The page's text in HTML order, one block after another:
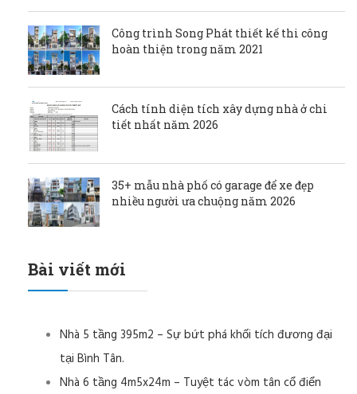
Công trình Song Phát thiết kế thi công
hoàn thiện trong năm 2021
Cách tính diện tích xây dựng nhà ở chi
tiết nhất năm 2026
35+ mẫu nhà phố có garage để xe đẹp
nhiều người ưa chuộng năm 2026
Bài viết mới
Nhà 5 tầng 395m2 – Sự bứt phá khối tích đương đại
tại Bình Tân.
Nhà 6 tầng 4m5x24m – Tuyệt tác vòm tân cổ điển